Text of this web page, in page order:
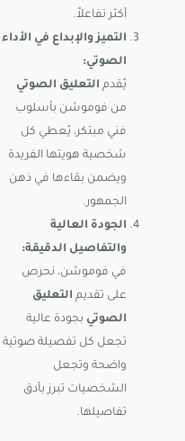
أكثر تفاعلاً.
التميز والإبداع في الأداء
الصوتي:
يُقدم التعليق الصوتي
من فوموشن بأسلوب
فني مبتكر، يُعطي كل
شخصية هويتها الفريدة
ويضمن بقاءها في ذهن
الجمهور.
الجودة العالية
والتفاصيل الدقيقة:
في فوموشن، نحرص
على تقديم التعليق
الصوتي بجودة عالية
تجعل كل تفصيلة صوتية
واضحة وتجعل
الشخصيات تبرز بأدق
تفاصيلها.